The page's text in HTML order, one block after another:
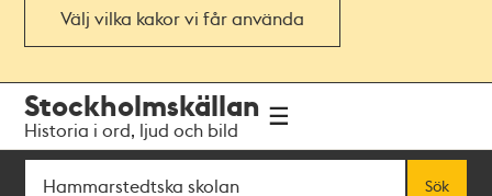
Välj vilka kakor vi får använda
navigationen
huvudinnehållet
Stockholmskällan
Historia i ord, ljud och bild
Sök
Sök